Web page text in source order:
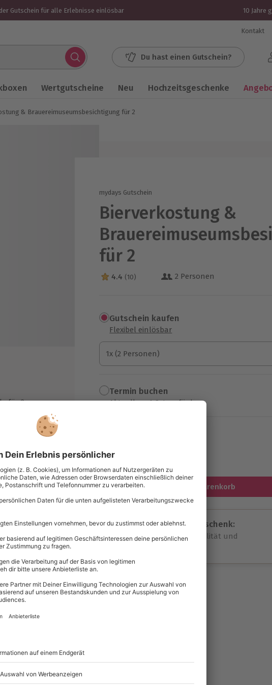
Gutschein für alle Erlebnisse einlösbar 10 Jahre
Kontakt
Du hast einen Gutschein?
Wertgutscheine Neu Hochzeitsgeschenke
& Brauereimuseumsbesichtigung für 2
mydays Gutschein
Bierverkostung &
für 2
4.4 Sterne von 5 aus 10 Bewertungen
4.4 (10) 2 Personen
Gutschein kaufen
Flexibel einlösbar
1x (2 Personen)
1x (2 Personen)
1x (2 Personen)
Termin buchen
Aktuell an 1 Ort verfügbar
zzgl. Versand
In den Warenkorb
Immer das passende Geschenk:
Große Auswahl, volle Flexibilität und
Große Auswahl
Erlebnisse.
Volle Flexibilität
für 2
Bieren
für 2
und
ständig
ihre
mit
für Euch
3000